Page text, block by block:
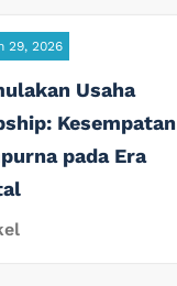
29, 2026
Usaha
Kesempatan
pada Era